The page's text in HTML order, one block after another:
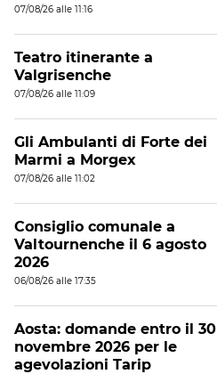
07/08/26 alle 11:16
Teatro itinerante a
Valgrisenche
07/08/26 alle 11:09
Gli Ambulanti di Forte dei
Marmi a Morgex
07/08/26 alle 11:02
Consiglio comunale a
Valtournenche il 6 agosto
2026
06/08/26 alle 17:35
Aosta: domande entro il 30
novembre 2026 per le
agevolazioni Tarip